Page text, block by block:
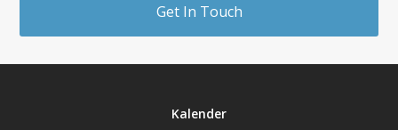
Get In Touch
Kalender